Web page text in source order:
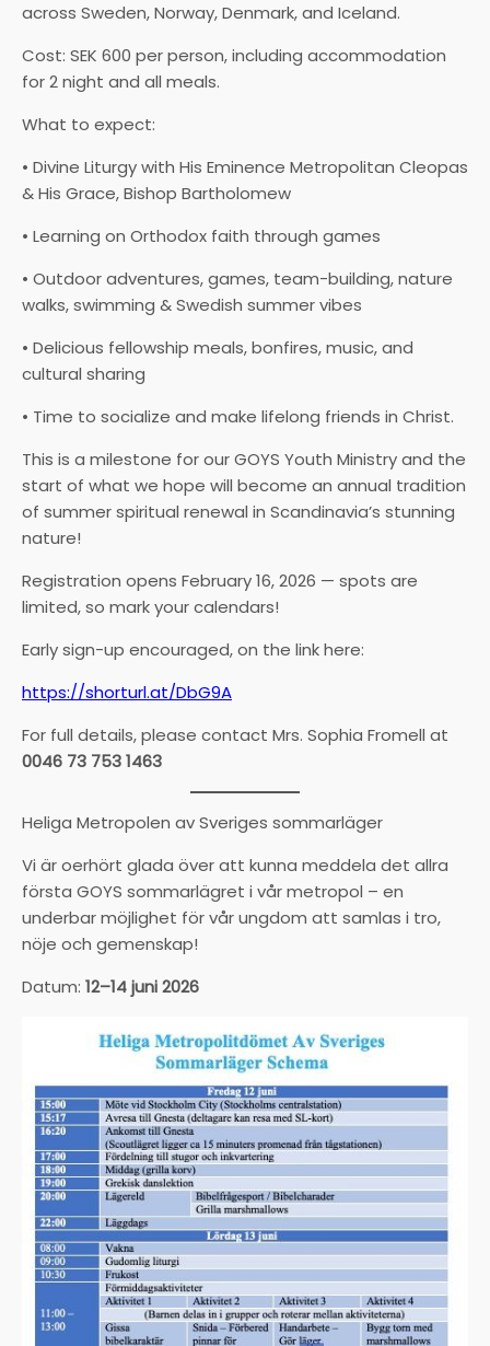
across Sweden, Norway, Denmark, and Iceland.
Cost: SEK 600 per person, including accommodation
for 2 night and all meals.
What to expect:
• Divine Liturgy with His Eminence Metropolitan Cleopas
& His Grace, Bishop Bartholomew
• Learning on Orthodox faith through games
• Outdoor adventures, games, team-building, nature
walks, swimming & Swedish summer vibes
• Delicious fellowship meals, bonfires, music, and
cultural sharing
• Time to socialize and make lifelong friends in Christ.
This is a milestone for our GOYS Youth Ministry and the
start of what we hope will become an annual tradition
of summer spiritual renewal in Scandinavia’s stunning
nature!
Registration opens February 16, 2026 — spots are
limited, so mark your calendars!
Early sign-up encouraged, on the link here:
https://shorturl.at/DbG9A
For full details, please contact Mrs. Sophia Fromell at
0046 73 753 1463
Heliga Metropolen av Sveriges sommarläger
Vi är oerhört glada över att kunna meddela det allra
första GOYS sommarlägret i vår metropol – en
underbar möjlighet för vår ungdom att samlas i tro,
nöje och gemenskap!
Datum: 12–14 juni 2026